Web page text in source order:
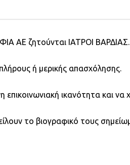
ΑΕ ζητούνται ΙΑΤΡΟΙ ΒΑΡΔΙΑΣ.
ή μερικής απασχόλησης.
ικανότητα και
το βιογραφικό τους